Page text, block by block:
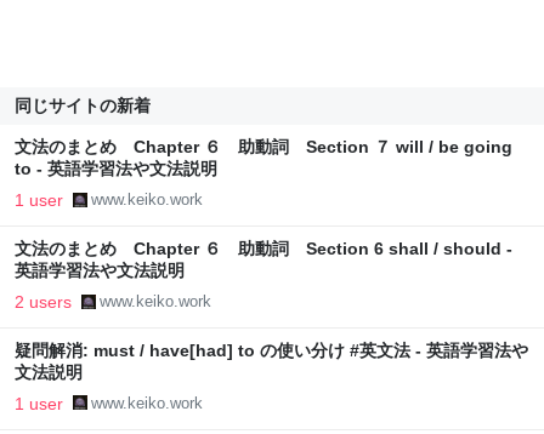
同じサイトの新着
文法のまとめ Chapter ６ 助動詞 Section ７ will / be going
to - 英語学習法や文法説明
1 user www.keiko.work
文法のまとめ Chapter ６ 助動詞 Section 6 shall / should -
英語学習法や文法説明
2 users www.keiko.work
疑問解消: must / have[had] to の使い分け #英文法 - 英語学習法や
文法説明
1 user www.keiko.work